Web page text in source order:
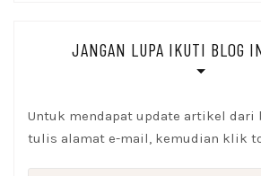
JANGAN LUPA IKUTI BLOG
Untuk mendapat update artikel dari
tulis alamat e-mail, kemudian klik